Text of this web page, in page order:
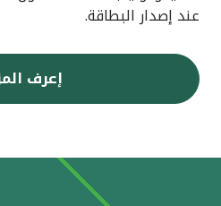
عند إصدار البطاقة.
إعرف